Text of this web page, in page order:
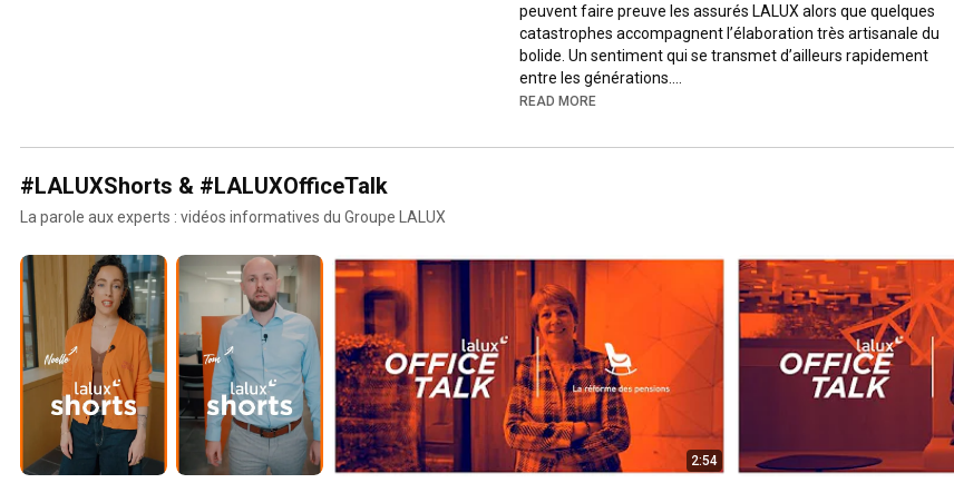
peuvent faire preuve les assurés LALUX alors que quelques
catastrophes accompagnent l’élaboration très artisanale du
bolide. Un sentiment qui se transmet d’ailleurs rapidement
entre les générations.
une véritable mise en scène de l’ADN de la marque LALUX que
En savoir plus sur :
https://www.lalux.lu
Version 16/9 - 6s
READ MORE
#LALUXShorts & #LALUXOfficeTalk
La parole aux experts : vidéos informatives du Groupe LALUX
2:54